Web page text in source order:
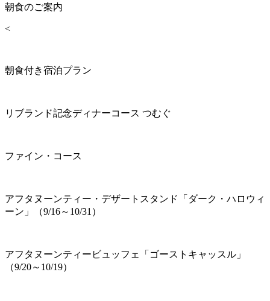
朝食のご案内
<
朝食付き宿泊プラン
リブランド記念ディナーコース つむぐ
ファイン・コース
アフタヌーンティー・デザートスタンド「ダーク・ハロウィ
ーン」（9/16～10/31）
アフタヌーンティービュッフェ「ゴーストキャッスル」
（9/20～10/19）